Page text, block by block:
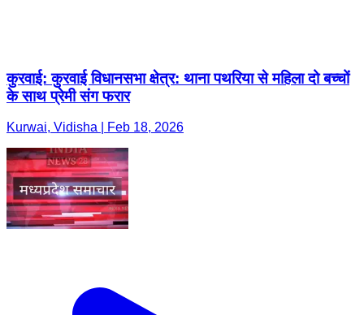
कुरवाई: कुरवाई विधानसभा क्षेत्र: थाना पथरिया से महिला दो बच्चों
के साथ प्रेमी संग फरार
Kurwai, Vidisha | Feb 18, 2026